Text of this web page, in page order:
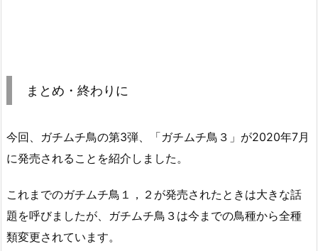
まとめ・終わりに
今回、ガチムチ鳥の第3弾、「ガチムチ鳥３」が2020年7月
に発売されることを紹介しました。
これまでのガチムチ鳥１，２が発売されたときは大きな話
題を呼びましたが、ガチムチ鳥３は今までの鳥種から全種
類変更されています。